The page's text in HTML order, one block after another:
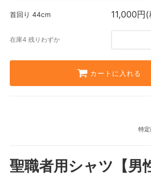
首回り 44cm 11,000円
在庫4 残りわずか
カートに入れる
特
聖職者用シャツ【男